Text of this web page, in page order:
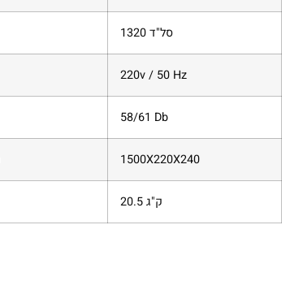
1320 סל"ד
220v / 50 Hz
58/61 Db
1500X220X240
20.5 ק"ג